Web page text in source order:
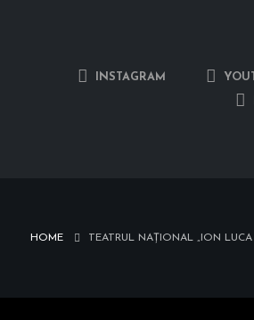
INSTAGRAM
HOME TEATRUL NAȚIONAL „ION LUCA